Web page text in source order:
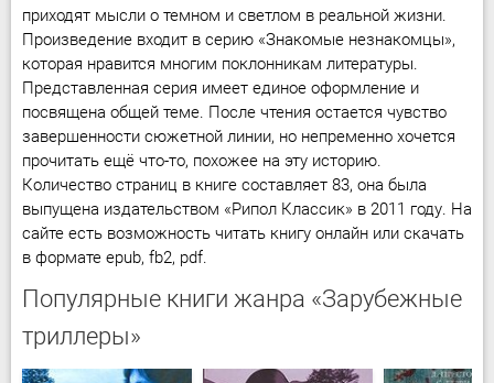
приходят мысли о темном и светлом в реальной жизни.
Произведение входит в серию «Знакомые незнакомцы»,
которая нравится многим поклонникам литературы.
Представленная серия имеет единое оформление и
посвящена общей теме. После чтения остается чувство
завершенности сюжетной линии, но непременно хочется
прочитать ещё что-то, похожее на эту историю.
Количество страниц в книге составляет 83, она была
выпущена издательством «Рипол Классик» в 2011 году. На
сайте есть возможность читать книгу онлайн или скачать
в формате epub, fb2, pdf.
Популярные книги жанра «Зарубежные
триллеры»